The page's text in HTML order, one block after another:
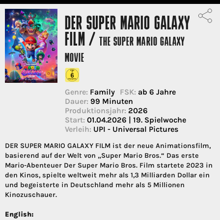
DER SUPER MARIO GALAXY
FILM / THE SUPER MARIO GALAXY
MOVIE
Genre: Family FSK: ab 6 Jahre
Dauer: 99 Minuten
Produktionsjahr: 2026
Start: 01.04.2026 | 19. Spielwoche
Verleih: UPI - Universal Pictures
DER SUPER MARIO GALAXY FILM ist der neue Animationsfilm,
basierend auf der Welt von „Super Mario Bros.“ Das erste
Mario-Abenteuer Der Super Mario Bros. Film startete 2023 in
den Kinos, spielte weltweit mehr als 1,3 Milliarden Dollar ein
und begeisterte in Deutschland mehr als 5 Millionen
Kinozuschauer.
English: